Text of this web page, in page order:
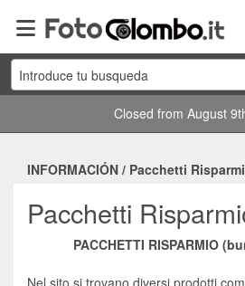
Introduce tu busqueda
Closed from August
INFORMACIÓN / Pacchetti
Pacchetti
PACCHETTI RISPARMIO
Nel sito si trovano diversi prodotti